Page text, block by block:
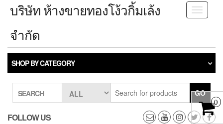
Toggle
บริษัท ห้างขายทองโง้วกิ้มเล้ง
จำกัด
SHOP BY CATEGORY
SEARCH GO
FOLLOW US
0